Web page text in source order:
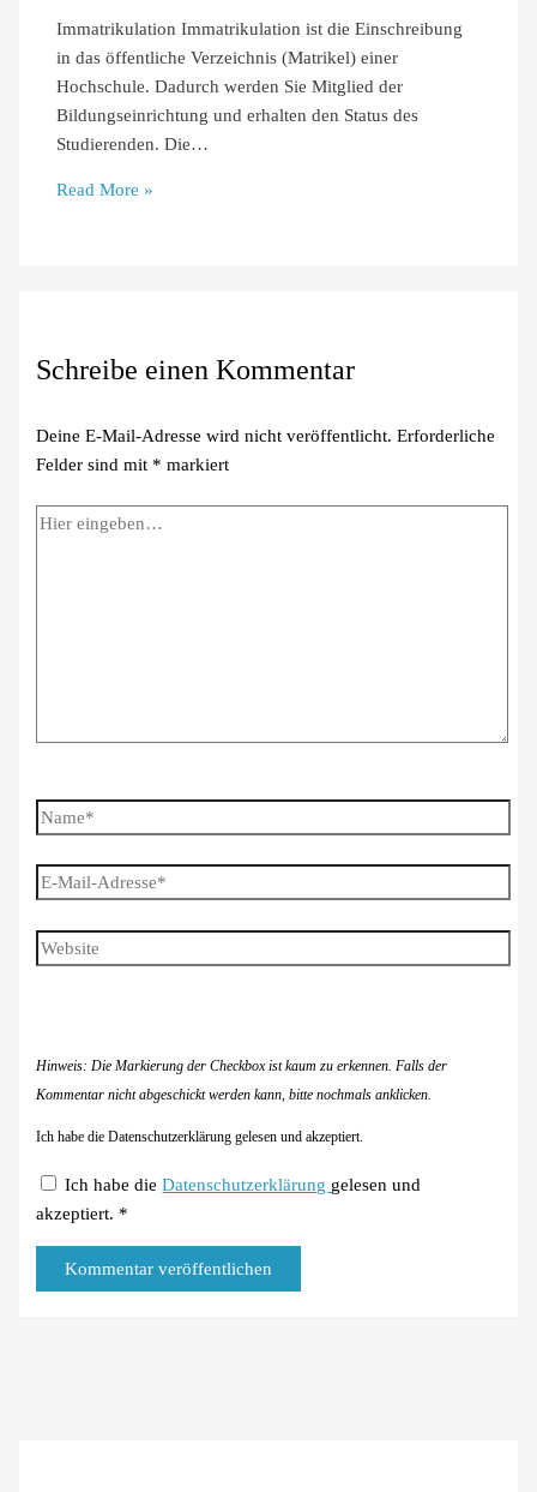
Immatrikulation Immatrikulation ist die Einschreibung
in das öffentliche Verzeichnis (Matrikel) einer
Hochschule. Dadurch werden Sie Mitglied der
Bildungseinrichtung und erhalten den Status des
Studierenden. Die…
Read More »
Schreibe einen Kommentar
Deine E-Mail-Adresse wird nicht veröffentlicht. Erforderliche
Felder sind mit * markiert
Hier
Name*
E-
Mail-
Adresse*
Website
Hinweis: Die Markierung der Checkbox ist kaum zu erkennen. Falls der
Kommentar nicht abgeschickt werden kann, bitte nochmals anklicken.
Ich habe die Datenschutzerklärung gelesen und akzeptiert.
Ich habe dieDatenschutzerklärung gelesen und
akzeptiert. *